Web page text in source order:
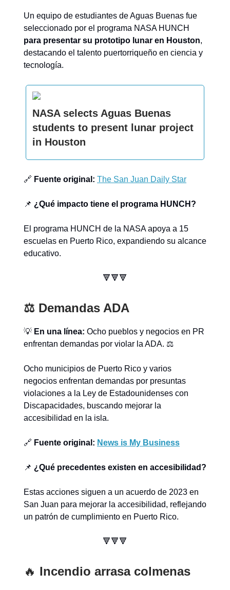
Un equipo de estudiantes de Aguas Buenas fue
seleccionado por el programa NASA HUNCH
para presentar su prototipo lunar en Houston,
destacando el talento puertorriqueño en ciencia y
tecnología.
NASA selects Aguas Buenas
students to present lunar project
in Houston
🔗 Fuente original: The San Juan Daily Star
📌 ¿Qué impacto tiene el programa HUNCH?
El programa HUNCH de la NASA apoya a 15
escuelas en Puerto Rico, expandiendo su alcance
educativo.
🔻🔻🔻
⚖️ Demandas ADA
💡 En una línea: Ocho pueblos y negocios en PR
enfrentan demandas por violar la ADA. ⚖️
Ocho municipios de Puerto Rico y varios
negocios enfrentan demandas por presuntas
violaciones a la Ley de Estadounidenses con
Discapacidades, buscando mejorar la
accesibilidad en la isla.
🔗 Fuente original: News is My Business
📌 ¿Qué precedentes existen en accesibilidad?
Estas acciones siguen a un acuerdo de 2023 en
San Juan para mejorar la accesibilidad, reflejando
un patrón de cumplimiento en Puerto Rico.
🔻🔻🔻
🔥 Incendio arrasa colmenas